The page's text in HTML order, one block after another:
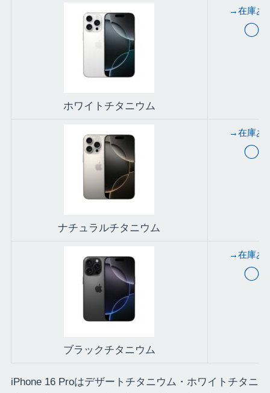
ホワイトチタニウム
→在庫あ
◯
ナチュラルチタニウム
→在庫あ
◯
ブラックチタニウム
→在庫あ
◯
iPhone 16 Proはデザートチタニウム・ホワイトチタニ